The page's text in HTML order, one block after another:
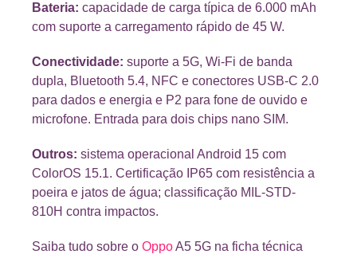
Bateria: capacidade de carga típica de 6.000 mAh
com suporte a carregamento rápido de 45 W.
Conectividade: suporte a 5G, Wi-Fi de banda
dupla, Bluetooth 5.4, NFC e conectores USB-C 2.0
para dados e energia e P2 para fone de ouvido e
microfone. Entrada para dois chips nano SIM.
Outros: sistema operacional Android 15 com
ColorOS 15.1. Certificação IP65 com resistência a
poeira e jatos de água; classificação MIL-STD-
810H contra impactos.
Saiba tudo sobre o OppoA5 5G na ficha técnica